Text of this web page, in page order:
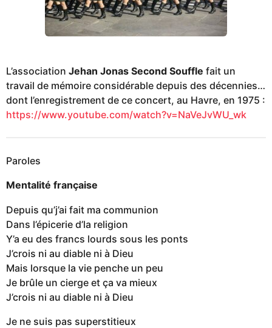
L’association Jehan Jonas Second Souffle fait un
travail de mémoire considérable depuis des décennies…
dont l’enregistrement de ce concert, au Havre, en 1975 :
https://www.youtube.com/watch?v=NaVeJvWU_wk
Paroles
Mentalité française
Depuis qu’j’ai fait ma communion
Dans l’épicerie d’la religion
Y’a eu des francs lourds sous les ponts
J’crois ni au diable ni à Dieu
Mais lorsque la vie penche un peu
Je brûle un cierge et ça va mieux
J’crois ni au diable ni à Dieu
Je ne suis pas superstitieux